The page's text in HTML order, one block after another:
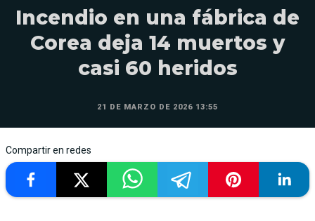
Incendio en una fábrica de
Corea deja 14 muertos y
casi 60 heridos
21 DE MARZO DE 2026 13:55
Compartir en redes